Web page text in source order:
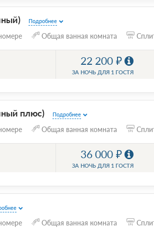
Подробнее
Общая ванная комната
22 200
ЗА НОЧЬ ДЛЯ 1 ГОСТЯ
плюс) Подробнее
Общая ванная комната
36 000
ЗА НОЧЬ ДЛЯ 1 ГОСТЯ
Общая ванная комната